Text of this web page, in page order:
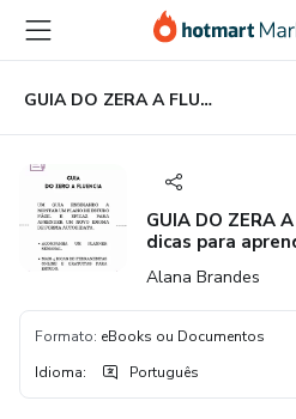
para
conteúdo
principal
para
pagamento
para
rodapé
GUIA DO ZERA A FLUENCIA - Melhores dicas para aprender um idioma sozinha
GUIA DO ZERA
dicas para
Alana Brandes
Formato: eBooks ou Documentos
Idioma: Português